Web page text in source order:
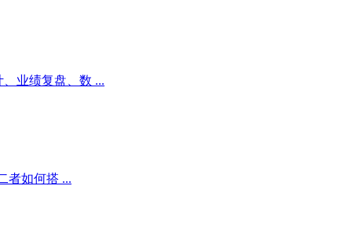
业绩复盘、数 ...
者如何搭 ...